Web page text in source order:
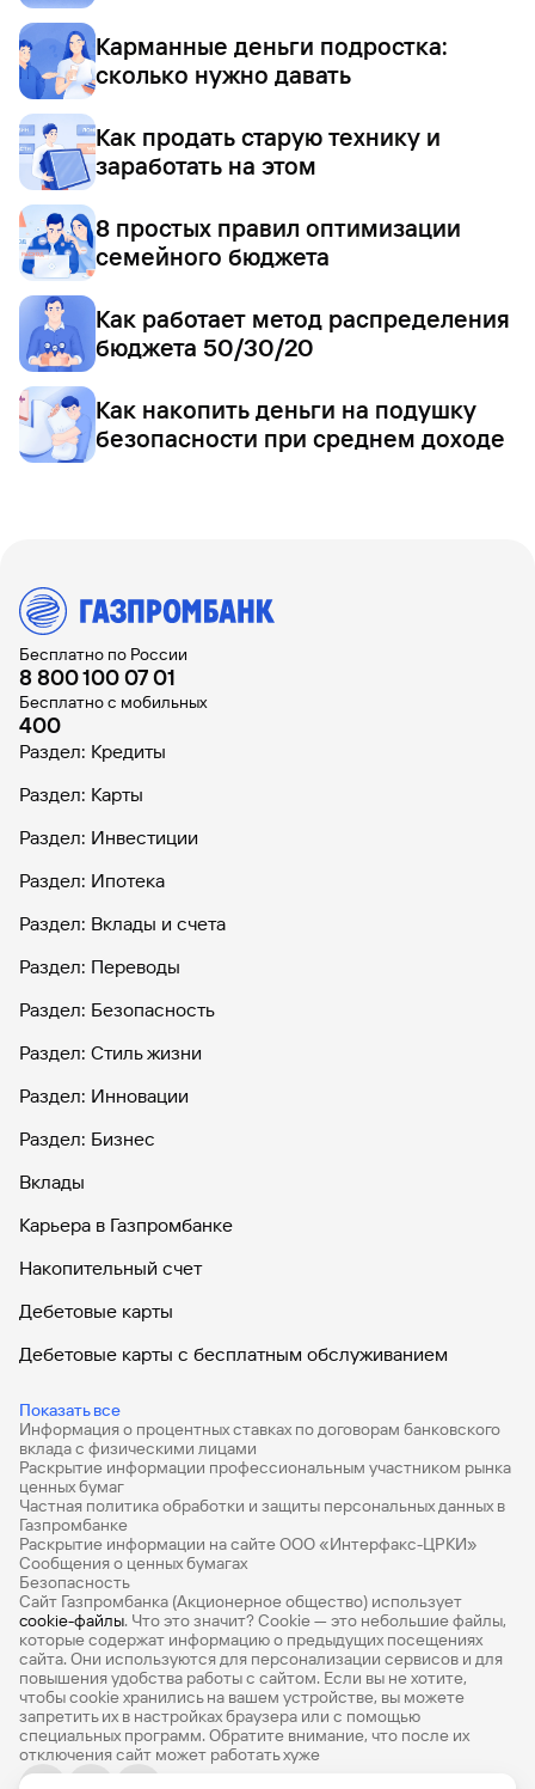
Карманные деньги подростка:
сколько нужно давать
Как продать старую технику и
заработать на этом
8 простых правил оптимизации
семейного бюджета
Как работает метод распределения
бюджета 50/30/20
Как накопить деньги на подушку
безопасности при среднем доходе
Бесплатно по России
8 800 100 07 01
Бесплатно с мобильных
400
Раздел: Кредиты
Раздел: Карты
Раздел: Инвестиции
Раздел: Ипотека
Раздел: Вклады и счета
Раздел: Переводы
Раздел: Безопасность
Раздел: Стиль жизни
Раздел: Инновации
Раздел: Бизнес
Вклады
Карьера в Газпромбанке
Накопительный счет
Дебетовые карты
Дебетовые карты с бесплатным обслуживанием
Показать все
Банковские вклады на 3 месяца
Вклады с высоким процентом
Калькулятор вкладов
Виртуальные карты
Премиум
РКО
Ипотечный калькулятор
Кредитный калькулятор
Про Финансы
Информация о процентных ставках по договорам банковского
вклада с физическими лицами
Раскрытие информации профессиональным участником рынка
ценных бумаг
Частная политика обработки и защиты персональных данных в
Газпромбанке
Раскрытие информации на сайте ООО «Интерфакс-ЦРКИ»
Сообщения о ценных бумагах
Безопасность
Сайт Газпромбанка (Акционерное общество) использует
cookie-файлы. Что это значит? Сookie — это небольшие файлы,
которые содержат информацию о предыдущих посещениях
сайта. Они используются для персонализации сервисов и для
повышения удобства работы с сайтом. Если вы не хотите,
чтобы сookie хранились на вашем устройстве, вы можете
запретить их в настройках браузера или с помощью
специальных программ. Обратите внимание, что после их
отключения сайт может работать хуже